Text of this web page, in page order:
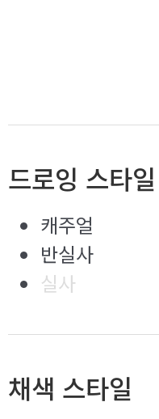
드로잉 스타일
캐주얼
반실사
실사
채색 스타일